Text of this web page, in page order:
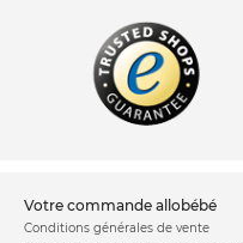
votre commande allobébé
Conditions générales de vente